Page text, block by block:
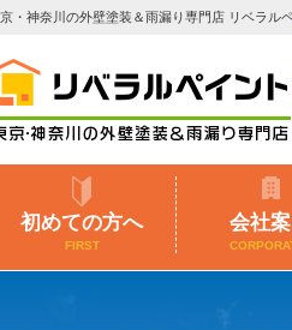
・神奈川の外壁塗装＆雨漏り専門店 リベラル
初めての方へ
FIRST
会社